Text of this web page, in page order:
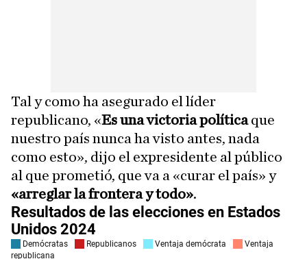
Tal y como ha asegurado el líder
republicano, «Es una victoria políticaque
nuestro país nunca ha visto antes, nada
como esto», dijo el expresidente al público
al que prometió, que va a «curar el país» y
«arreglar la frontera y todo».